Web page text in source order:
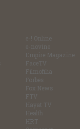
e-! Online
e-novine
Empire Magazine
FaceTV
Filmofilia
Forbes
Fox News
FTV
Hayat TV
Health
HRT